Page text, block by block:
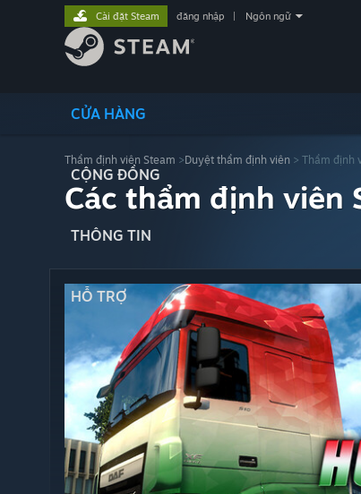
CỬA HÀNG
CỘNG ĐỒNG
THÔNG TIN
HỖ TRỢ
Cài đặt Steam đăng nhập Ngôn ngữ
Thẩm định viên Steam >Duyệt thẩm định viên > Thẩm định
Các thẩm định viên